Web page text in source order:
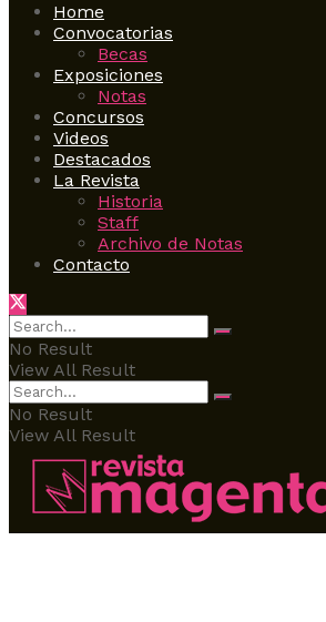
Home
Convocatorias
Becas
Exposiciones
Notas
Concursos
Videos
Destacados
La Revista
Historia
Staff
Archivo de Notas
Contacto
No Result
View All Result
No Result
View All Result